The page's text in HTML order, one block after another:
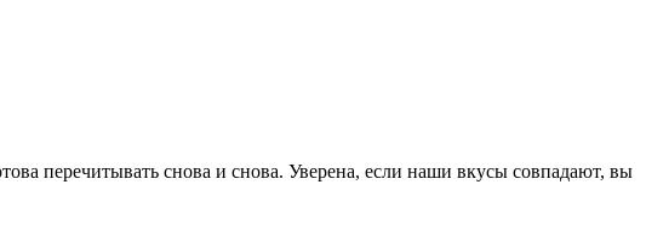
перечитывать снова и снова. Уверена, если наши вкусы совпадают, вы